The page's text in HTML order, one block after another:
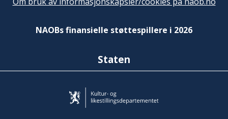
NAOBs finansielle støttespillere i 2026
Staten